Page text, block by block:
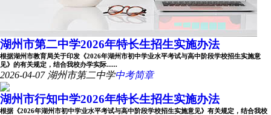
湖州市第二中学2026年特长生招生实施办法
根据湖州市教育局关于印发《2026年湖州市初中学业水平考试与高中阶段学校招生实施意
见》的有关规定，结合我校办学实际......
2026-04-07 湖州市第二中学中考简章
湖州市行知中学2026年特长生招生实施办法
根据《2026年湖州市初中学业水平考试与高中阶段学校招生实施意见》有关规定，结合我校